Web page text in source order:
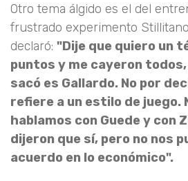
Otro tema álgido es el del
frustrado experimento
declaró: "Dije que quiero un
puntos y me cayeron
sacó es Gallardo. No por
refiere a un estilo de juego.
hablamos con Guede y con
dijeron que sí, pero no nos
acuerdo en lo económico".